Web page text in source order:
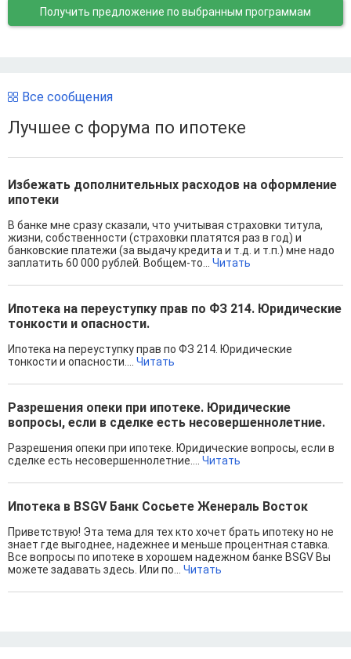
Получить предложение по выбранным программам
Все сообщения
Лучшее с форума по ипотеке
Избежать дополнительных расходов на оформление
ипотеки
В банке мне сразу сказали, что учитывая страховки титула,
жизни, собственности (страховки платятся раз в год) и
банковские платежи (за выдачу кредита и т.д. и т.п.) мне надо
заплатить 60 000 рублей. Вобщем-то... Читать
Ипотека на переуступку прав по ФЗ 214. Юридические
тонкости и опасности.
Ипотека на переуступку прав по ФЗ 214. Юридические
тонкости и опасности.... Читать
Разрешения опеки при ипотеке. Юридические
вопросы, если в сделке есть несовершеннолетние.
Разрешения опеки при ипотеке. Юридические вопросы, если в
сделке есть несовершеннолетние.... Читать
Ипотека в BSGV Банк Сосьете Женераль Восток
Приветствую! Эта тема для тех кто хочет брать ипотеку но не
знает где выгоднее, надежнее и меньше процентная ставка.
Все вопросы по ипотеке в хорошем надежном банке BSGV Вы
можете задавать здесь. Или по... Читать